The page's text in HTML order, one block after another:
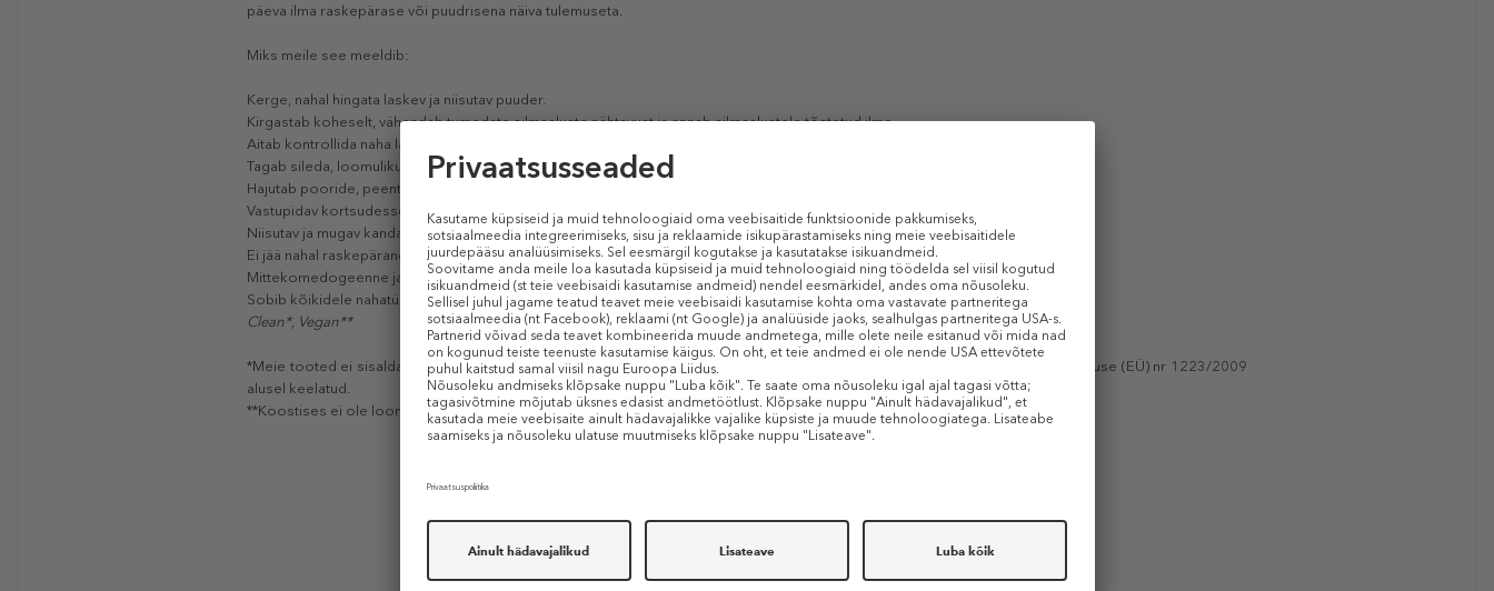
päeva ilma raskepärase või puudrisena näiva tulemuseta.
Miks meile see meeldib:
Kerge, nahal hingata laskev ja niisutav puuder.
Kirgastab koheselt, vähendab tumedate silmaaluste nähtavust ja annab silmaalustele tõstetud ilme.
Aitab kontrollida naha läiget.
Tagab sileda, loomulikult mati viimistluse ja veatu airbrush-tulemuse.
Hajutab pooride, peente joonte ja naha tekstuuri nähtavust.
Vastupidav kortsudesse kogunemisele, higile ja niiskusele.
Niisutav ja mugav kanda kogu päeva vältel.
Ei jää nahal raskepärane, ei kogune joontesse ega tekita fotodel flashback-efekti.
Mittekomedogeenne ja nahka mittekuivatav.
Sobib kõikidele nahatüüpidele.
Clean*, Vegan**
*Meie tooted ei sisalda loomseid õlisid, ega gluteeni ning lisaks veel rohkem kui 1600 koostisosa, mis on Euroopa Liidu määruse (EÜ) nr 1223/2009
alusel keelatud.
**Koostises ei ole loomset päritolu koostisosi.